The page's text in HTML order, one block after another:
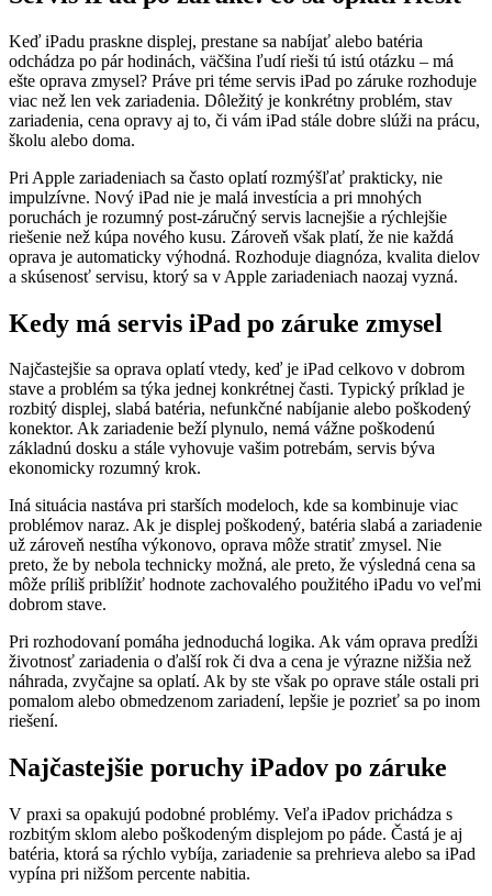
Keď iPadu praskne displej, prestane sa nabíjať alebo batéria
odchádza po pár hodinách, väčšina ľudí rieši tú istú otázku – má
ešte oprava zmysel? Práve pri téme servis iPad po záruke rozhoduje
viac než len vek zariadenia. Dôležitý je konkrétny problém, stav
zariadenia, cena opravy aj to, či vám iPad stále dobre slúži na prácu,
školu alebo doma.
Pri Apple zariadeniach sa často oplatí rozmýšľať prakticky, nie
impulzívne. Nový iPad nie je malá investícia a pri mnohých
poruchách je rozumný post-záručný servis lacnejšie a rýchlejšie
riešenie než kúpa nového kusu. Zároveň však platí, že nie každá
oprava je automaticky výhodná. Rozhoduje diagnóza, kvalita dielov
a skúsenosť servisu, ktorý sa v Apple zariadeniach naozaj vyzná.
Kedy má servis iPad po záruke zmysel
Najčastejšie sa oprava oplatí vtedy, keď je iPad celkovo v dobrom
stave a problém sa týka jednej konkrétnej časti. Typický príklad je
rozbitý displej, slabá batéria, nefunkčné nabíjanie alebo poškodený
konektor. Ak zariadenie beží plynulo, nemá vážne poškodenú
základnú dosku a stále vyhovuje vašim potrebám, servis býva
ekonomicky rozumný krok.
Iná situácia nastáva pri starších modeloch, kde sa kombinuje viac
problémov naraz. Ak je displej poškodený, batéria slabá a zariadenie
už zároveň nestíha výkonovo, oprava môže stratiť zmysel. Nie
preto, že by nebola technicky možná, ale preto, že výsledná cena sa
môže príliš priblížiť hodnote zachovalého použitého iPadu vo veľmi
dobrom stave.
Pri rozhodovaní pomáha jednoduchá logika. Ak vám oprava predĺži
životnosť zariadenia o ďalší rok či dva a cena je výrazne nižšia než
náhrada, zvyčajne sa oplatí. Ak by ste však po oprave stále ostali pri
pomalom alebo obmedzenom zariadení, lepšie je pozrieť sa po inom
riešení.
Najčastejšie poruchy iPadov po záruke
V praxi sa opakujú podobné problémy. Veľa iPadov prichádza s
rozbitým sklom alebo poškodeným displejom po páde. Častá je aj
batéria, ktorá sa rýchlo vybíja, zariadenie sa prehrieva alebo sa iPad
vypína pri nižšom percente nabitia.